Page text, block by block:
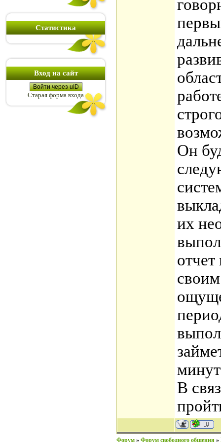
Статистика
Вход на сайт
Войти через uID
Старая форма входа
Он
их
отчет
В
Форум » Форум свободного общения »